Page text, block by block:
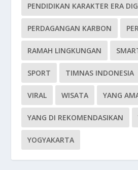
PENDIDIKAN KARAKTER ERA
PERDAGANGAN KARBON
RAMAH LINGKUNGAN
SPORT TIMNAS INDONESIA
VIRAL WISATA YANG
YANG DI REKOMENDASIKAN
YOGYAKARTA